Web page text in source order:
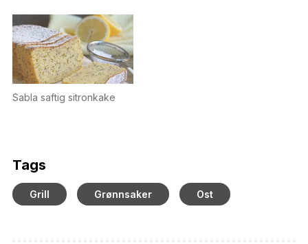
Sabla saftig sitronkake
Tags
Grill Grønnsaker Ost